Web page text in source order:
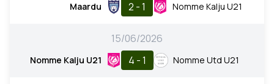
Maardu 2 - 1 Nomme Kalju U21
15/06/2026
Nomme Kalju U21 4 - 1 Nomme Utd U21